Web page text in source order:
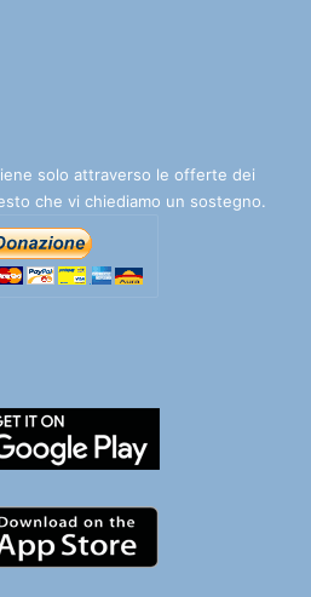
solo attraverso le offerte dei
che vi chiediamo un sostegno.